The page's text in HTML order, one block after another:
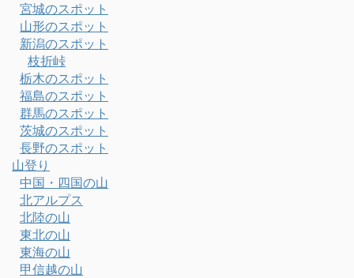
宮城のスポット
山形のスポット
新潟のスポット
枝折峠
栃木のスポット
福島のスポット
群馬のスポット
茨城のスポット
長野のスポット
山登り
中国・四国の山
北アルプス
北陸の山
東北の山
東海の山
甲信越の山